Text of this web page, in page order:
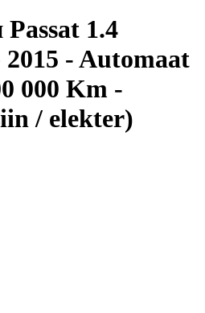
1.4
2015 - Automaat
000 Km -
/ elekter)